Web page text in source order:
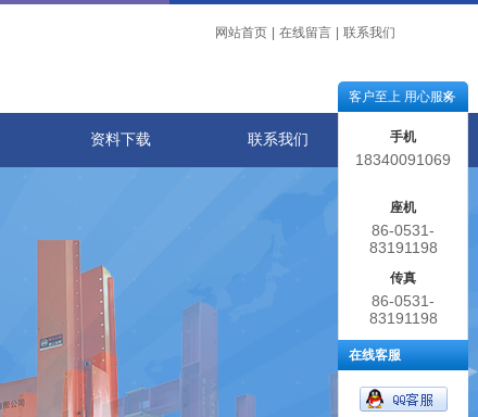
网站首页 在线留言 联系我们
资料下载 联系我们
客户至上 用心服务
手机
18340091069
座机
86-0531-
83191198
传真
86-0531-
83191198
在线客服